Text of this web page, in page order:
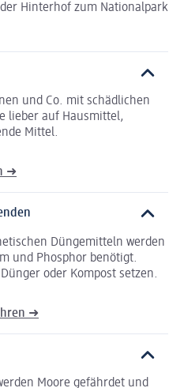
Hinterhof zum Nationalpark
und Co. mit schädlichen
lieber auf Hausmittel,
Mittel.
➜
Düngemitteln werden
und Phosphor benötigt.
oder Kompost setzen.
➜
Moore gefährdet und